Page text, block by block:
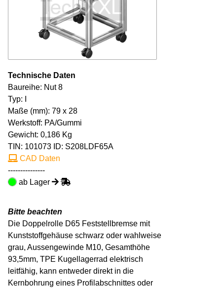
Technische Daten
Baureihe: Nut 8
Typ: I
Maße (mm): 79 x 28
Werkstoff: PA/Gummi
Gewicht: 0,186 Kg
TIN: 101073 ID: S208LDF65A
CAD Daten
---------------
ab Lager
Bitte beachten
Die Doppelrolle D65 Feststellbremse mit
Kunststoffgehäuse schwarz oder wahlweise
grau, Aussengewinde M10, Gesamthöhe
93,5mm, TPE Kugellagerrad elektrisch
leitfähig, kann entweder direkt in die
Kernbohrung eines Profilabschnittes oder